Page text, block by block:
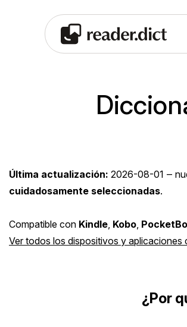
Última actualización: 2026-08-01 ‒
cuidadosamente seleccionadas.
Compatible con Kindle Kobo
Ver todos los dispositivos y aplicaciones
¿Por